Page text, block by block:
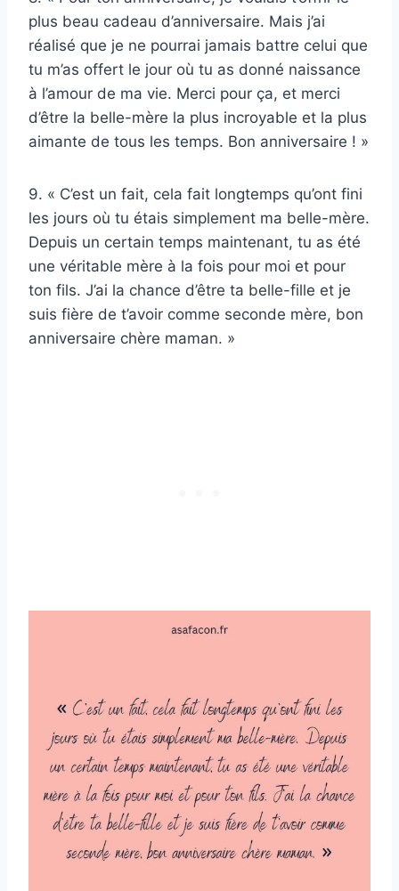
plus beau cadeau d’anniversaire. Mais j’ai
réalisé que je ne pourrai jamais battre celui que
tu m’as offert le jour où tu as donné naissance
à l’amour de ma vie. Merci pour ça, et merci
d’être la belle-mère la plus incroyable et la plus
aimante de tous les temps. Bon anniversaire ! »
9. « C’est un fait, cela fait longtemps qu’ont fini
les jours où tu étais simplement ma belle-mère.
Depuis un certain temps maintenant, tu as été
une véritable mère à la fois pour moi et pour
ton fils. J’ai la chance d’être ta belle-fille et je
suis fière de t’avoir comme seconde mère, bon
anniversaire chère maman. »